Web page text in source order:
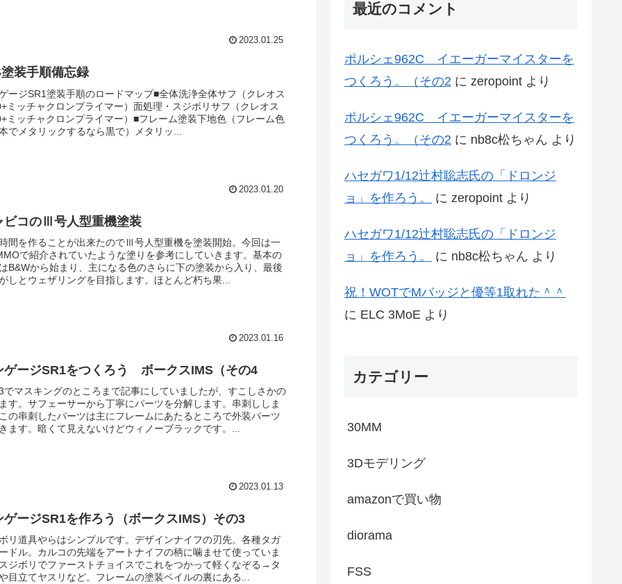
2023.01.25
装手順備忘録
ージSR1塗装手順のロードマップ■全体洗浄全体サフ（クレオス
ミッチャクロンプライマー）面処理・スジボリサフ（クレオス
ミッチャクロンプライマー）■フレーム塗装下地色（フレーム色
でメタリックするなら黒で）メタリッ...
2023.01.20
ビコのⅢ号人型重機塗装
間を作ることが出来たのでⅢ号人型重機を塗装開始。今回は一
で紹介されていたような塗りを参考にしていきます。基本の
B&Wから始まり、主になる色のさらに下の塗装から入り、最後
しとウェザリングを目指します。ほとんど朽ち果...
2023.01.16
ゲージSR1をつくろう ボークスIMS（その4
でマスキングのところまで記事にしていましたが、すこしさかの
す。サフェーサーから丁寧にパーツを分解します。串刺ししま
の串刺したパーツは主にフレームにあたるところで外装パーツ
ます。暗くて見えないけどウィノーブラックです。...
2023.01.13
ゲージSR1を作ろう（ボークスIMS）その3
リ道具やらはシンプルです。デザインナイフの刃先。各種タガ
ドル。カルコの先端をアートナイフの柄に噛ませて使っていま
ジボリでファーストチョイスでこれをつかって軽くなぞる→タ
目立てヤスリなど。フレームの塗装ベイルの裏にある...
最近のコメント
ポルシェ962C イエーガーマイスターを
つくろう。（その2 に zeropoint より
ポルシェ962C イエーガーマイスターを
つくろう。（その2 に nb8c松ちゃん より
ハセガワ1/12辻村聡志氏の「ドロンジ
ョ」を作ろう。
に zeropoint より
ハセガワ1/12辻村聡志氏の「ドロンジ
ョ」を作ろう。
に nb8c松ちゃん より
祝！WOTでMバッジと優等1取れた＾＾
に ELC 3MoE より
カテゴリー
30MM
3Dモデリング
amazonで買い物
diorama
FSS